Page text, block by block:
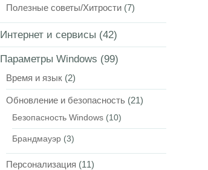
Полезные советы/Хитрости (7)
Интернет и сервисы (42)
Параметры Windows (99)
Время и язык (2)
Обновление и безопасность (21)
Безопасность Windows (10)
Брандмауэр (3)
Персонализация (11)